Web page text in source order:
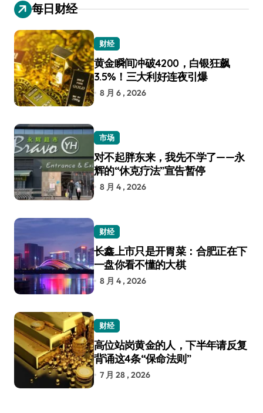
每日财经
财经
黄金瞬间冲破4200，白银狂飙
3.5%！三大利好连夜引爆
8 月 6 , 2026
市场
对不起胖东来，我先不学了——永
辉的“休克疗法”宣告暂停
8 月 4 , 2026
财经
长鑫上市只是开胃菜：合肥正在下
一盘你看不懂的大棋
8 月 4 , 2026
财经
高位站岗黄金的人，下半年请反复
背诵这4条“保命法则”
7 月 28 , 2026